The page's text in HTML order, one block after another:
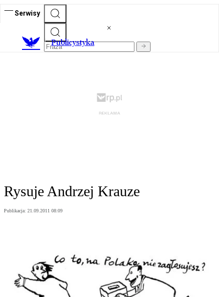
Serwisy
Publicystyka
Rysuje Andrzej Krauze
Publikacja: 21.09.2011 08:09